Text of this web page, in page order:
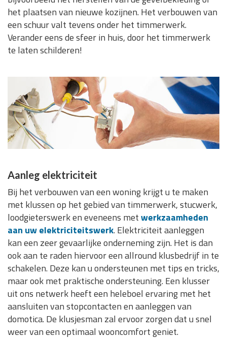
het plaatsen van nieuwe kozijnen. Het verbouwen van
een schuur valt tevens onder het timmerwerk.
Verander eens de sfeer in huis, door het timmerwerk
te laten schilderen!
Aanleg elektriciteit
Bij het verbouwen van een woning krijgt u te maken
met klussen op het gebied van timmerwerk, stucwerk,
loodgieterswerk en eveneens metwerkzaamheden
aan uw elektriciteitswerk. Elektriciteit aanleggen
kan een zeer gevaarlijke onderneming zijn. Het is dan
ook aan te raden hiervoor een allround klusbedrijf in te
schakelen. Deze kan u ondersteunen met tips en tricks,
maar ook met praktische ondersteuning. Een klusser
uit ons netwerk heeft een heleboel ervaring met het
aansluiten van stopcontacten en aanleggen van
domotica. De klusjesman zal ervoor zorgen dat u snel
weer van een optimaal wooncomfort geniet.